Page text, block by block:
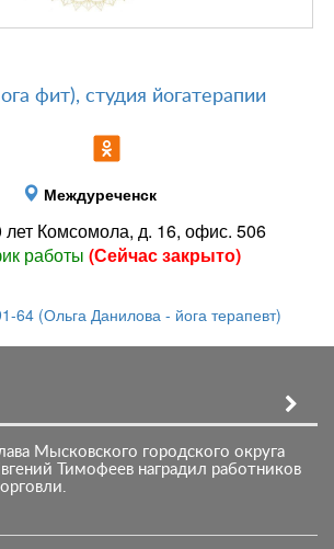
фит), студия йогатерапии
Междуреченск
лет Комсомола, д. 16, офис. 506
работы (Сейчас закрыто)
64 (Ольга Данилова - йога терапевт)
Мысковского городского округа
Тимофеев наградил работников